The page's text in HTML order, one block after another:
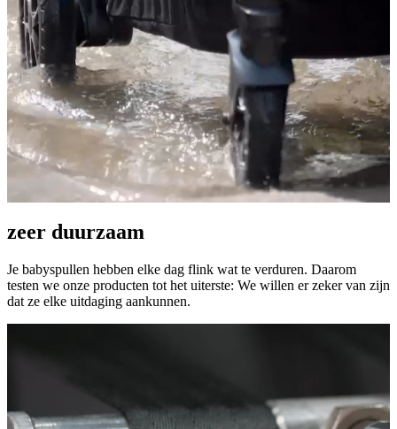
zeer duurzaam
Je babyspullen hebben elke dag flink wat te verduren. Daarom
testen we onze producten tot het uiterste: We willen er zeker van zijn
dat ze elke uitdaging aankunnen.